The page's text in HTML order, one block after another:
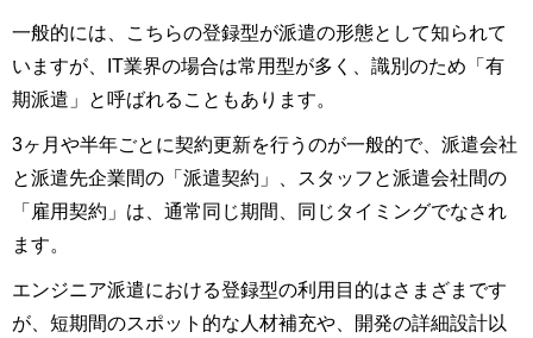
一般的には、こちらの登録型が派遣の形態として知られて
いますが、IT業界の場合は常用型が多く、識別のため「有
期派遣」と呼ばれることもあります。
3ヶ月や半年ごとに契約更新を行うのが一般的で、派遣会社
と派遣先企業間の「派遣契約」、スタッフと派遣会社間の
「雇用契約」は、通常同じ期間、同じタイミングでなされ
ます。
エンジニア派遣における登録型の利用目的はさまざまです
が、短期間のスポット的な人材補充や、開発の詳細設計以